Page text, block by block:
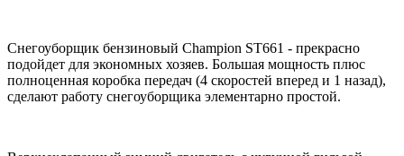
Снегоуборщик бензиновый Champion ST661 - прекрасно
подойдет для экономных хозяев. Большая мощность плюс
полноценная коробка передач (4 скоростей вперед и 1 назад),
сделают работу снегоуборщика элементарно простой.